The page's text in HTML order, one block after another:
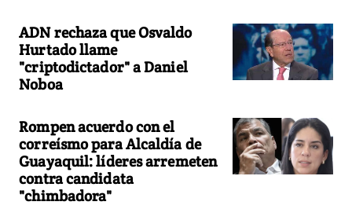
ADN rechaza que Osvaldo
Hurtado llame
"criptodictador" a Daniel
Noboa
Rompen acuerdo con el
correísmo para Alcaldía de
Guayaquil: líderes arremeten
contra candidata
"chimbadora"